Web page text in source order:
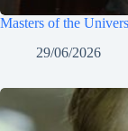
Masters of the
29/06/2026